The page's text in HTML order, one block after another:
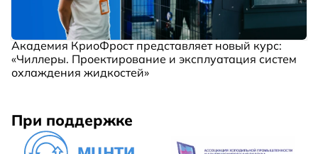
Академия КриоФрост представляет новый курс:
«Чиллеры. Проектирование и эксплуатация систем
охлаждения жидкостей»
При поддержке